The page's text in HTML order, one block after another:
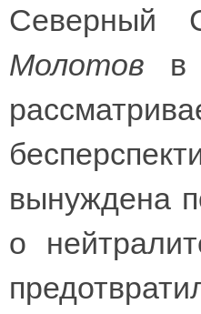
Северный
Молотов в
вынуждена
о